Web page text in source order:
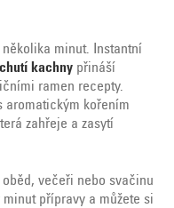
několika minut.
Instantní
kachny přináší
ramen recepty.
aromatickým kořením
zahřeje a zasytí
oběd, večeři nebo svačinu
minut přípravy a můžete si